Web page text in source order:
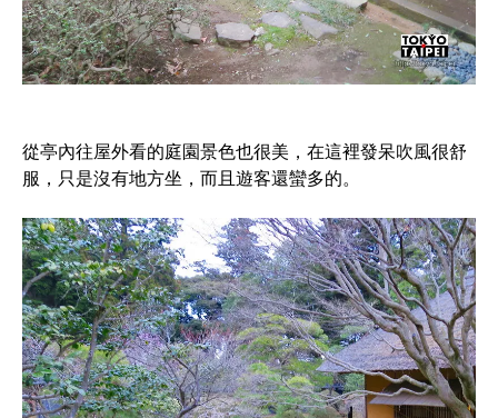
從亭內往屋外看的庭園景色也很美，在這裡發呆吹風很舒
服，只是沒有地方坐，而且遊客還蠻多的。